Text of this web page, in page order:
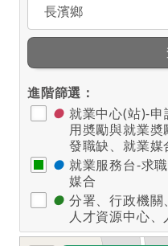
進階篩選：
● 就業中心(站)-
用奬勵與就業
發職缺、就業媒
● 就業服務台-求
媒合
● 分署、行政機
人才資源中心